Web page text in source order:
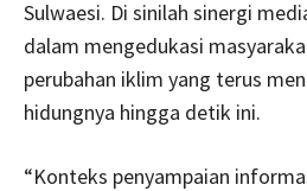
Sulwaesi. Di sinilah sinergi
dalam mengedukasi
perubahan iklim yang terus
hidungnya hingga detik ini.
“Konteks penyampaian